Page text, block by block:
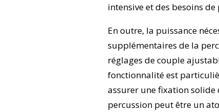
intensive et des besoins
En outre, la puissance
supplémentaires de la
réglages de couple
fonctionnalité est
assurer une fixation solide
percussion peut être un